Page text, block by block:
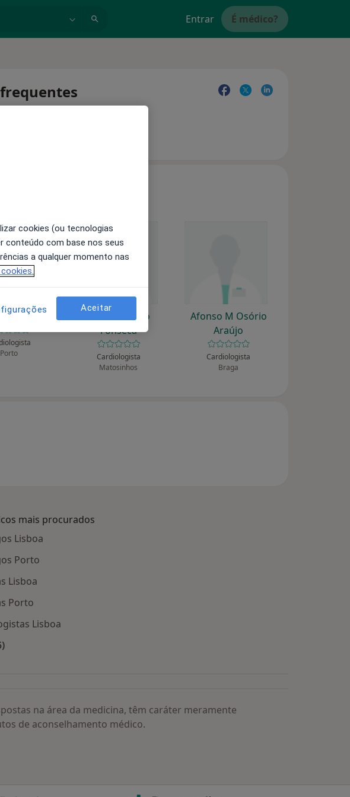
Entrar É médico?
Martins
Porto
Adrião E Pinto
Fonseca
Cardiologista
Matosinhos
Afonso M Osório
Araújo
Cardiologista
Braga
mais procurados
Lisboa
Porto
Lisboa
Porto
Lisboa
na área da medicina, têm caráter meramente
de aconselhamento médico.
cookies (ou tecnologias
conteúdo com base nos seus
a qualquer momento nas
Aceitar